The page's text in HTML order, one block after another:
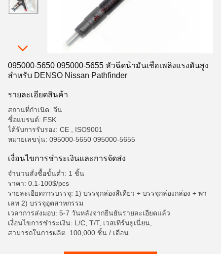
095000-5650 095000-5655 หัวฉีดน้ำมันเชื้อเพลิงแรงดันสูง
สำหรับ DENSO Nissan Pathfinder
รายละเอียดสินค้า
สถานที่กำเนิด: จีน
ชื่อแบรนด์: FSK
ได้รับการรับรอง: CE , ISO9001
หมายเลขรุ่น: 095000-5650 095000-5655
เงื่อนไขการชําระเงินและการจัดส่ง
จำนวนสั่งซื้อขั้นต่ำ: 1 ชิ้น
ราคา: 0.1-100$/pcs
รายละเอียดการบรรจุ: 1) บรรจุกล่องสีเดียว + บรรจุกล่องกล่อง + พา
เลท 2) บรรจุอุตสาหกรรม
เวลาการส่งมอบ: 5-7 วันหลังจากยืนยันรายละเอียดแล้ว
เงื่อนไขการชำระเงิน: L/C, T/T, เวสเทิร์นยูเนี่ยน,
สามารถในการผลิต: 100,000 ชิ้น / เดือน